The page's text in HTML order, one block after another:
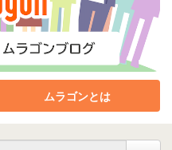
ムラゴンとは